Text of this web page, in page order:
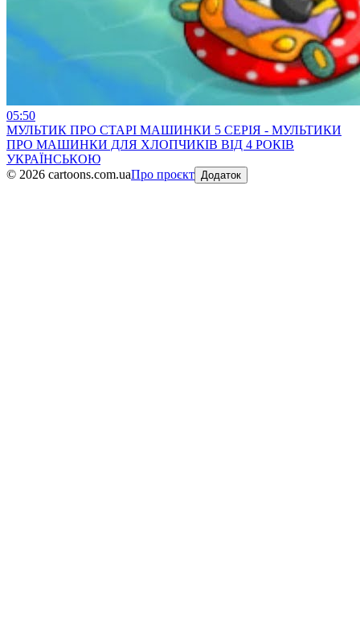
05:50
МУЛЬТИК ПРО СТАРІ МАШИНКИ 5 СЕРІЯ - МУЛЬТИКИ
ПРО МАШИНКИ ДЛЯ ХЛОПЧИКІВ ВІД 4 РОКІВ
УКРАЇНСЬКОЮ
© 2026 cartoons.com.uaПро проєкт Додаток